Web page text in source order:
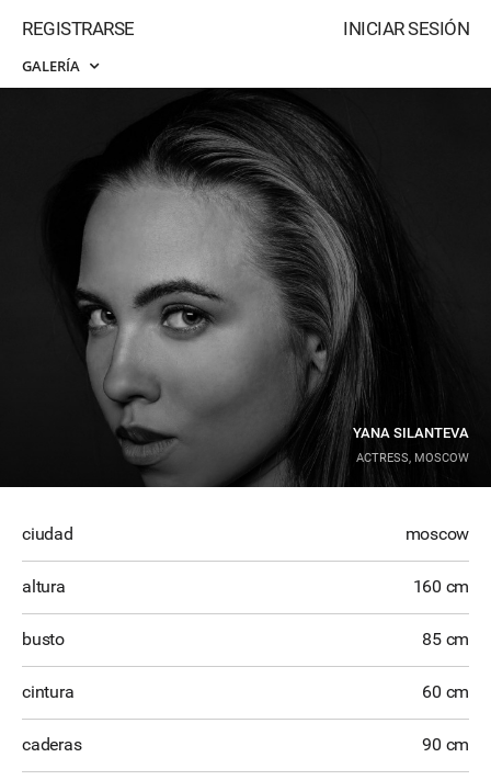
INICIAR SESIÓN
REGISTRARSE
GALERÍA
YANA SILANTEVA
ACTRESS, MOSCOW
ciudad moscow
altura 160 cm
busto 85 cm
cintura 60 cm
caderas 90 cm